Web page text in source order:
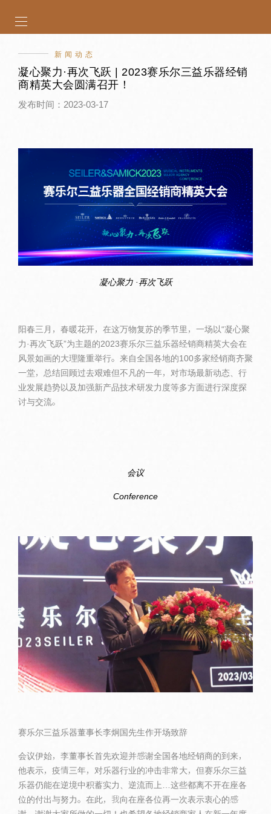
新闻动态
凝心聚力·再次飞跃 | 2023赛乐尔三益乐器经销
商精英大会圆满召开！
发布时间：2023-03-17
凝心聚力 ·再次飞跃
阳春三月，春暖花开，在这万物复苏的季节里，一场以“凝心聚
力·再次飞跃”为主题的2023赛乐尔三益乐器经销商精英大会在
风景如画的大理隆重举行。来自全国各地的100多家经销商齐聚
一堂，总结回顾过去艰难但不凡的一年，对市场最新动态、行
业发展趋势以及加强新产品技术研发力度等多方面进行深度探
讨与交流。
会议
Conference
赛乐尔三益乐器董事长李炯国先生作开场致辞
会议伊始，李董事长首先欢迎并感谢全国各地经销商的到来，
他表示，疫情三年，对乐器行业的冲击非常大，但赛乐尔三益
乐器仍能在逆境中积蓄实力、逆流而上…这些都离不开在座各
位的付出与努力。在此，我向在座各位再一次表示衷心的感